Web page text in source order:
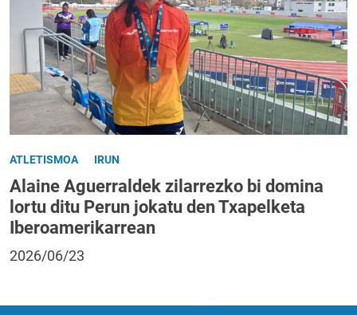
ATLETISMOA IRUN
Alaine Aguerraldek zilarrezko bi domina
lortu ditu Perun jokatu den Txapelketa
Iberoamerikarrean
2026/06/23